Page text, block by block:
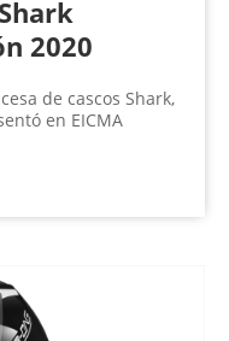
2020
de cascos Shark,
en EICMA